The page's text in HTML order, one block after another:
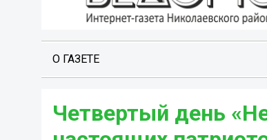
О ГАЗЕТЕ
Четвертый день